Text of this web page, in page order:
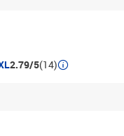
2.79/5(14)